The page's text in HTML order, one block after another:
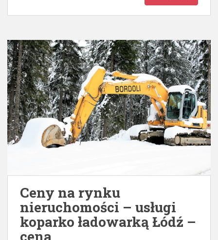
Ceny na rynku
nieruchomości – usługi
koparko ładowarką Łódź –